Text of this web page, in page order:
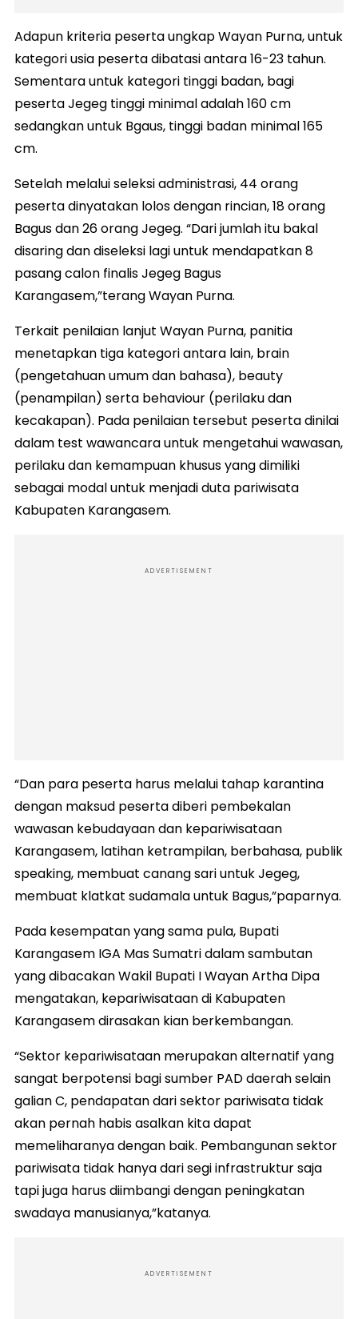
Adapun kriteria peserta ungkap Wayan Purna, untuk
kategori usia peserta dibatasi antara 16-23 tahun.
Sementara untuk kategori tinggi badan, bagi
peserta Jegeg tinggi minimal adalah 160 cm
sedangkan untuk Bgaus, tinggi badan minimal 165
cm.
Setelah melalui seleksi administrasi, 44 orang
peserta dinyatakan lolos dengan rincian, 18 orang
Bagus dan 26 orang Jegeg. “Dari jumlah itu bakal
disaring dan diseleksi lagi untuk mendapatkan 8
pasang calon finalis Jegeg Bagus
Karangasem,”terang Wayan Purna.
Terkait penilaian lanjut Wayan Purna, panitia
menetapkan tiga kategori antara lain, brain
(pengetahuan umum dan bahasa), beauty
(penampilan) serta behaviour (perilaku dan
kecakapan). Pada penilaian tersebut peserta dinilai
dalam test wawancara untuk mengetahui wawasan,
perilaku dan kemampuan khusus yang dimiliki
sebagai modal untuk menjadi duta pariwisata
Kabupaten Karangasem.
ADVERTISEMENT
“Dan para peserta harus melalui tahap karantina
dengan maksud peserta diberi pembekalan
wawasan kebudayaan dan kepariwisataan
Karangasem, latihan ketrampilan, berbahasa, publik
speaking, membuat canang sari untuk Jegeg,
membuat klatkat sudamala untuk Bagus,”paparnya.
Pada kesempatan yang sama pula, Bupati
Karangasem IGA Mas Sumatri dalam sambutan
yang dibacakan Wakil Bupati I Wayan Artha Dipa
mengatakan, kepariwisataan di Kabupaten
Karangasem dirasakan kian berkembangan.
“Sektor kepariwisataan merupakan alternatif yang
sangat berpotensi bagi sumber PAD daerah selain
galian C, pendapatan dari sektor pariwisata tidak
akan pernah habis asalkan kita dapat
memeliharanya dengan baik. Pembangunan sektor
pariwisata tidak hanya dari segi infrastruktur saja
tapi juga harus diimbangi dengan peningkatan
swadaya manusianya,”katanya.
ADVERTISEMENT